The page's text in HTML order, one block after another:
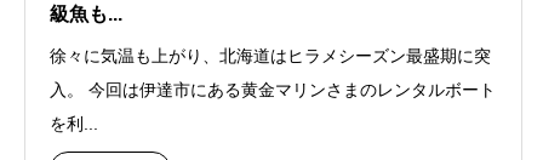
級魚も...
徐々に気温も上がり、北海道はヒラメシーズン最盛期に突
入。 今回は伊達市にある黄金マリンさまのレンタルボート
を利...